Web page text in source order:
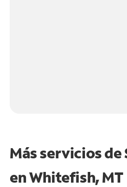
Más servicios de
enWhitefish, MT